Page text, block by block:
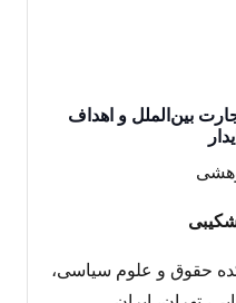
بین‌‌الملل و اهداف
حقوق و علوم سیاسی،